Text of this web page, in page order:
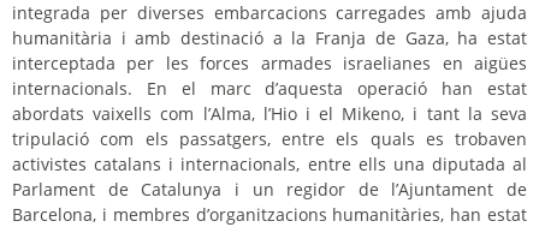
integrada per diverses embarcacions carregades amb ajuda
humanitària i amb destinació a la Franja de Gaza, ha estat
interceptada per les forces armades israelianes en aigües
internacionals. En el marc d’aquesta operació han estat
abordats vaixells com l’Alma, l’Hio i el Mikeno, i tant la seva
tripulació com els passatgers, entre els quals es trobaven
activistes catalans i internacionals, entre ells una diputada al
Parlament de Catalunya i un regidor de l’Ajuntament de
Barcelona, i membres d’organitzacions humanitàries, han estat